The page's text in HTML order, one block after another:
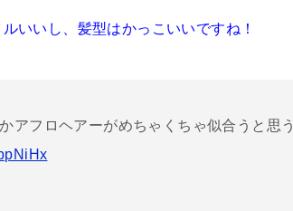
いいし、髪型はかっこいいですね！
アフロヘアーがめちゃくちゃ似合うと思う